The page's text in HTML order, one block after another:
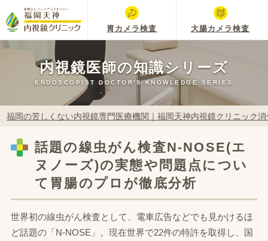
胃カメラ検査 大腸カメラ検査
内視鏡医師の知識シリーズ
ENDOSCOPIST DOCTOR'S KNOWLEDGE SERIES
福岡の苦しくない内視鏡専門医療機関｜福岡天神内視鏡クリニック
話題の線虫がん検査N-NOSE(エ
ヌノーズ)の実態や問題点につい
て胃腸のプロが徹底分析
世界初の線虫がん検査として、電車広告などでも見かけるほ
ど話題の「N-NOSE」。現在世界で22件の特許を取得し、国